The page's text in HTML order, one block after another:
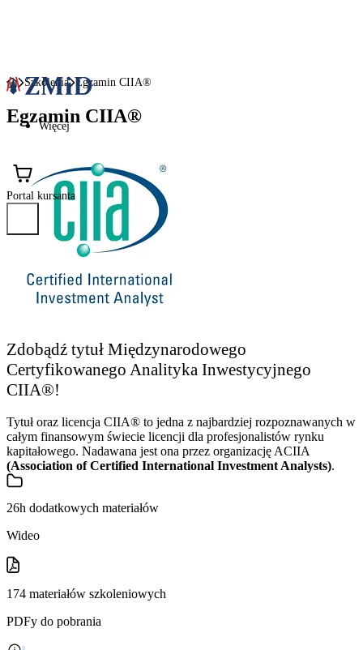
Więcej
Portal kursanta
Szkolenia Egzamin CIIA®
Egzamin CIIA®
Zdobądź tytuł Międzynarodowego
Certyfikowanego Analityka Inwestycyjnego
CIIA®!
Tytuł oraz licencja CIIA® to jedna z najbardziej rozpoznawanych w
całym finansowym świecie licencji dla profesjonalistów rynku
kapitałowego. Nadawana jest ona przez organizację ACIIA
(Association of Certified International Investment Analysts).
26h dodatkowych materiałów
Wideo
174 materiałów szkoleniowych
PDFy do pobrania